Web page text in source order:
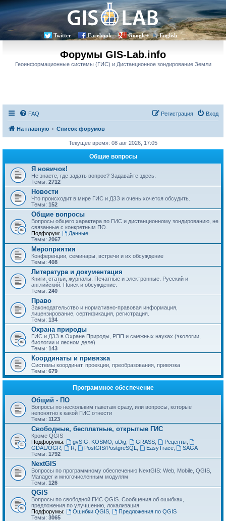
Twitter Facebook Google+ English
Форумы GIS-Lab.info
Геоинформационные системы (ГИС) и Дистанционное зондирование Земли
FAQ Вход
Регистрация
На главную Список форумов
Текущее время: 08 авг 2026, 17:05
Общие вопросы
Я новичок!
Не знаете, где задать вопрос? Задавайте здесь.
Темы: 2712
Новости
Что происходит в мире ГИС и ДЗЗ и очень хочется обсудить.
Темы: 152
Общие вопросы
Вопросы общего характера по ГИС и дистанционному зондированию, не
связанные с конкретным ПО.
Подфорум:
Данные
Темы: 2067
Мероприятия
Конференции, семинары, встречи и их обсуждение
Темы: 408
Литература и документация
Книги, статьи, журналы. Печатные и электронные. Русский и
английский. Поиск и обсуждение.
Темы: 240
Право
Законодательство и нормативно-правовая информация,
лицензирование, сертификация, регистрация.
Темы: 134
Охрана природы
ГИС и ДЗЗ в Охране Природы, РПП и смежных науках (экологии,
биологии и лесном деле)
Темы: 143
Координаты и привязка
Системы координат, проекции, преобразования, привязка
Темы: 679
Программное обеспечение
Общий - ПО
Вопросы по нескольким пакетам сразу, или вопросы, которые
непонятно к какой ГИС отнести
Темы: 1123
Свободные, бесплатные, открытые ГИС
Кроме QGIS
Подфорумы:
gvSIG, KOSMO, uDig, GRASS, Рецепты,
GDAL/OGR
R PostGIS/PostgreSQL EasyTrace,
SAGA
Темы: 1792
NextGIS
Вопросы по программному обеспечению NextGIS: Web, Mobile, QGIS,
Manager и многочисленным модулям
Темы: 126
QGIS
Вопросы по свободной ГИС QGIS. Сообщения об ошибках,
предложения по улучшению, локализация.
Подфорумы:
Ошибки QGIS,
Предложения по QGIS
Темы: 3065